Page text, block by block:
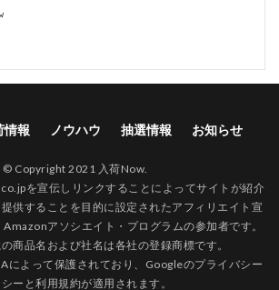
情報 ノウハウ 抽選情報 お知らせ
© Copyright 2021 入荷Now.
を宣伝しリンクすることによってサイトが紹介
供することを目的に設定されたアフィリエイト宣
アソシエイト・プログラムの参加者です。
商品名および社名は各社の登録商標です。
によって保護されており、Googleのプライバシー
ー と利用規約が適用されます。